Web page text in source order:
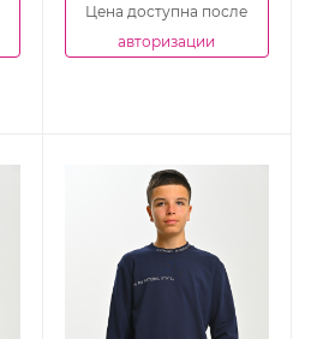
Цена доступна после
авторизации